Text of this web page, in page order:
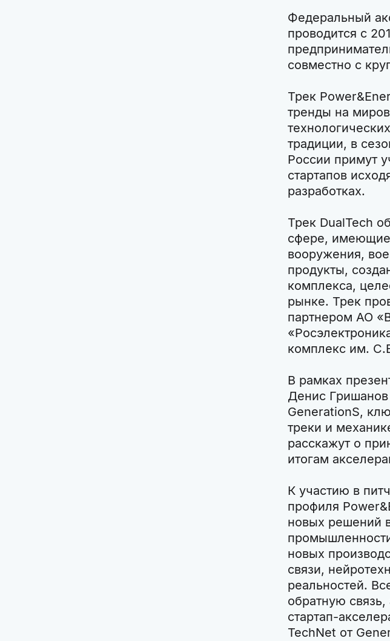
Федеральный
проводится с
совместно с
Трек
тренды на
традиции, в
России примут
стартапов
разработках.
Трек DualTech
сфере, имеющие
вооружения,
продукты,
комплекса,
рынке. Трек
партнером АО
комплекс им.
В рамках
Денис Гришанов
GenerationS,
треки и
расскажут о
итогам
К участию в
профиля
новых решений
новых
связи,
реальностей.
обратную
стартап-
TechNet от